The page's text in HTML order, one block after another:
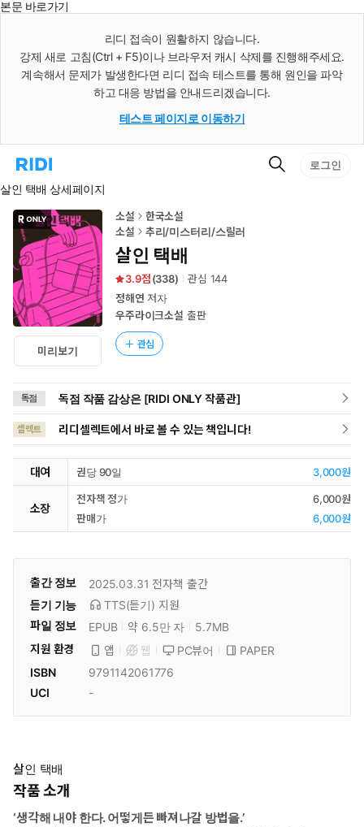
본문 바로가기
리디 접속이 원활하지 않습니다.
강제 새로 고침(Ctrl + F5)이나 브라우저 캐시 삭제를 진행해주세요.
계속해서 문제가 발생한다면 리디 접속 테스트를 통해 원인을 파악
하고 대응 방법을 안내드리겠습니다.
테스트 페이지로 이동하기
리
홈
로
이
동
검
로그인
살인 택배 상세페이지
미리보기
소설
한국소설
소설
추리/미스터리/스릴러
살인 택배
3.9 (338) 관심 144
정해연 저자
우주라이크소설 출판
관심
독점 독점 작품 감상은 [RIDI ONLY 작품관]
셀렉트 리디셀렉트에서 바로 볼 수 있는 책입니다!
대여 권당 90일 3,000원
소장
전자책 정가
6,000원
판매가
6,000원
출간 정보 2025.03.31 전자책 출간
듣기 기능
TTS(듣기) 지원
파일 정보
EPUB 약 6.5만 자
5.7MB
지원 환경
앱 웹 PC뷰어
PAPER
ISBN
9791142061776
UCI
-
살인 택배
작품 소개
‘생각해 내야 한다. 어떻게든 빠져나갈 방법을.’